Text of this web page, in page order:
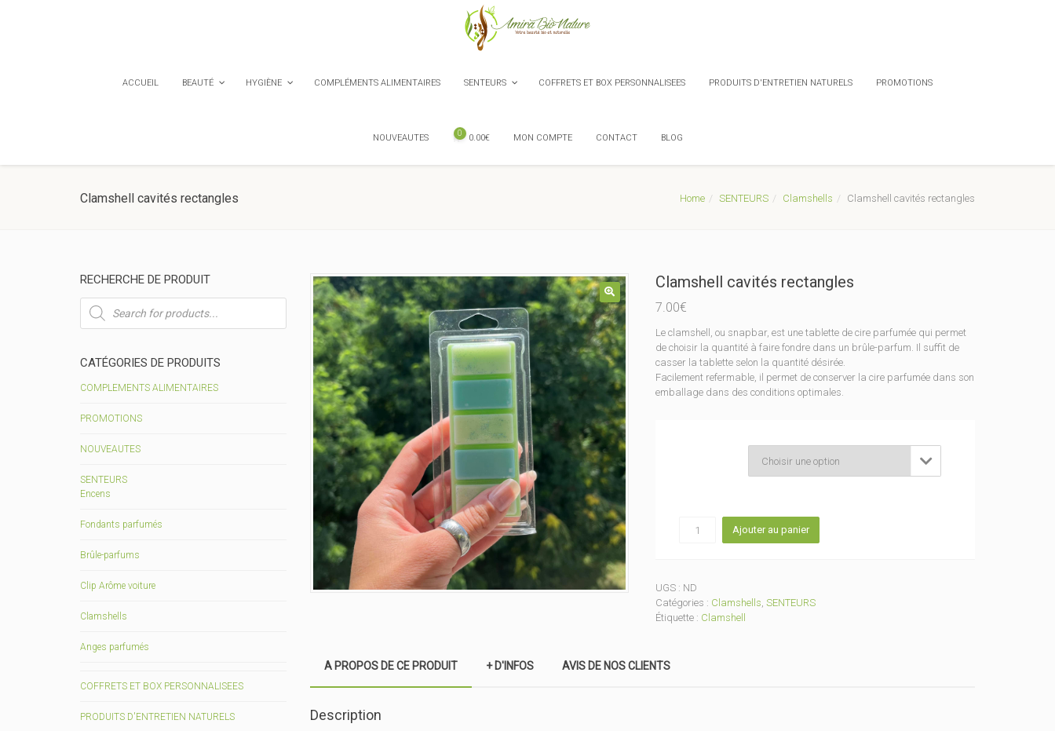
ACCUEIL BEAUTÉ HYGIÈNE COMPLÉMENTS ALIMENTAIRES SENTEURS COFFRETS ET BOX PERSONNALISEES PRODUITS D'ENTRETIEN NATURELS PROMOTIONS
NOUVEAUTES 0 0.00€ MON COMPTE CONTACT BLOG
Clamshell cavités rectangles Home SENTEURS Clamshells Clamshell cavités rectangles
RECHERCHE DE PRODUIT
Recherche
de
produits
CATÉGORIES DE PRODUITS
COMPLEMENTS ALIMENTAIRES
PROMOTIONS
NOUVEAUTES
SENTEURS
Encens
Fondants parfumés
Brûle-parfums
Clip Arôme voiture
Clamshells
Anges parfumés
COFFRETS ET BOX PERSONNALISEES
PRODUITS D'ENTRETIEN NATURELS
Clamshell cavités rectangles
7.00€
Le clamshell, ou snapbar, est une tablette de cire parfumée qui permet
de choisir la quantité à faire fondre dans un brûle-parfum. Il suffit de
casser la tablette selon la quantité désirée.
Facilement refermable, il permet de conserver la cire parfumée dans son
emballage dans des conditions optimales.

Ajouter au panier
UGS : ND
Catégories : Clamshells,SENTEURS
Étiquette : Clamshell
A PROPOS DE CE PRODUIT + D'INFOS AVIS DE NOS CLIENTS
Description